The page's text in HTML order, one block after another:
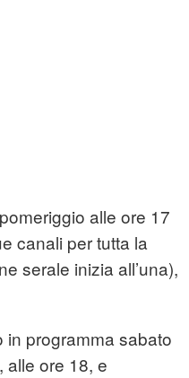
alle ore 17
canali per tutta la
serale inizia all’una),
in programma sabato
alle ore 18, e